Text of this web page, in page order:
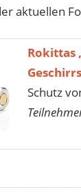
aktuellen
Rokittas
Schutz